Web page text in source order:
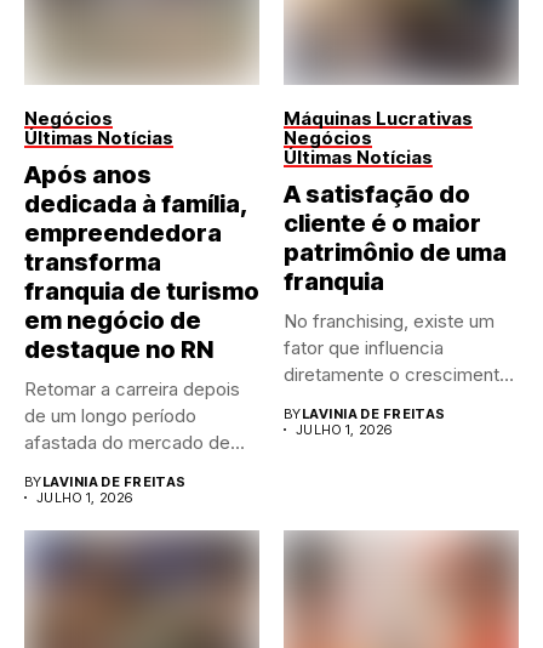
Negócios
Últimas Notícias
Após anos
dedicada à família,
empreendedora
transforma
franquia de turismo
em negócio de
destaque no RN
Retomar a carreira depois
de um longo período
afastada do mercado de...
BYLAVINIA DE FREITAS
JULHO 1, 2026
Máquinas Lucrativas
Negócios
Últimas Notícias
A satisfação do
cliente é o maior
patrimônio de uma
franquia
No franchising, existe um
fator que influencia
diretamente o crescimento
BYLAVINIA DE FREITAS
JULHO 1, 2026